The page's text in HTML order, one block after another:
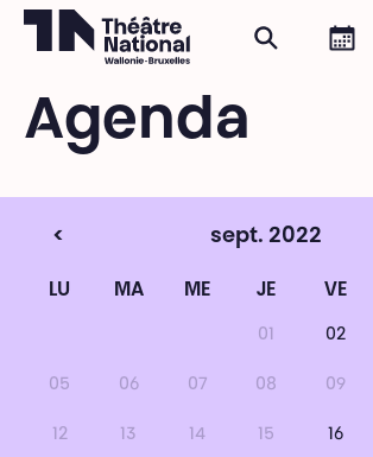
Agenda
< sept. 2022
LU MA ME JE VE
01 02
05 06 07 08 09
12 13 14 15 16